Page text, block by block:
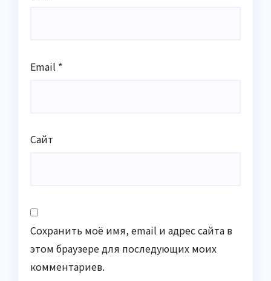
Email *
Сайт
Сохранить моё имя, email и адрес сайта в
этом браузере для последующих моих
комментариев.